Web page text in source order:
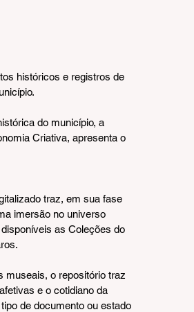
históricos e registros de
do município, a
Criativa, apresenta o
traz, em sua fase
imersão no universo
as Coleções do
museais, o repositório traz
e o cotidiano da
de documento ou estado